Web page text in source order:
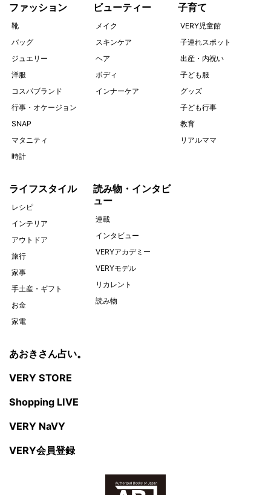
ファッション
靴
バッグ
ジュエリー
洋服
コスパブランド
行事・オケージョン
SNAP
マタニティ
時計
ビューティー
メイク
スキンケア
ヘア
ボディ
インナーケア
子育て
VERY児童館
子連れスポット
出産・内祝い
子ども服
グッズ
子ども行事
教育
リアルママ
ライフスタイル
レシピ
インテリア
アウトドア
旅行
家事
手土産・ギフト
お金
家電
読み物・インタビ
ュー
連載
インタビュー
VERYアカデミー
VERYモデル
リカレント
読み物
あおきさん占い。
VERY STORE
Shopping LIVE
VERY NaVY
VERY会員登録